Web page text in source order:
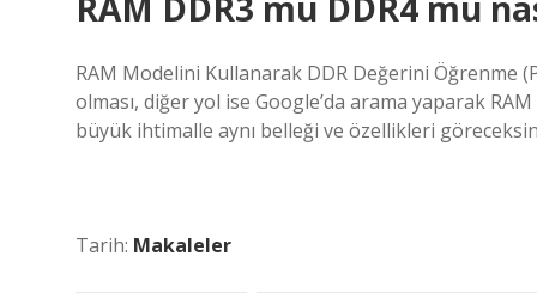
RAM Modelini Kullanarak DDR Değerini Öğrenme
olması, diğer yol ise Google’da arama yaparak
büyük ihtimalle aynı belleği ve özellikleri
Tarih: Makaleler